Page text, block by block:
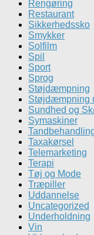
Rengøring
Restaurant
Sikkerhedssko
Smykker
Solfilm
Spil
Sport
Sprog
Støjdæmpning
Støjdæmpning
Sundhed og
Symaskiner
Taxakørsel
Telemarketing
Terapi
Tøj og Mode
Træpiller
Uddannelse
Uncategorized
Underholdning
Vin